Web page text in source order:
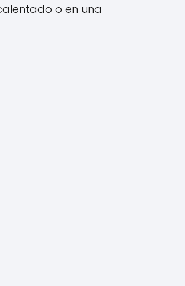
o en una